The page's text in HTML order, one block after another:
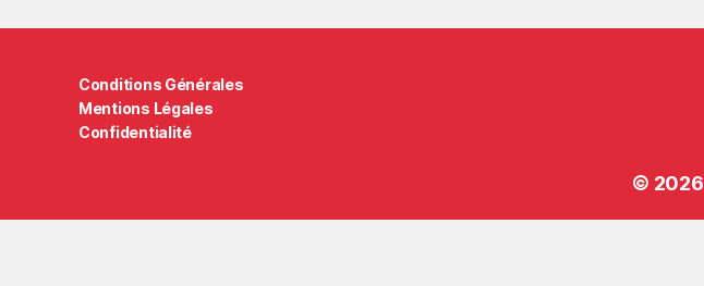
Conditions Générales
Mentions Légales
Confidentialité
© 2026